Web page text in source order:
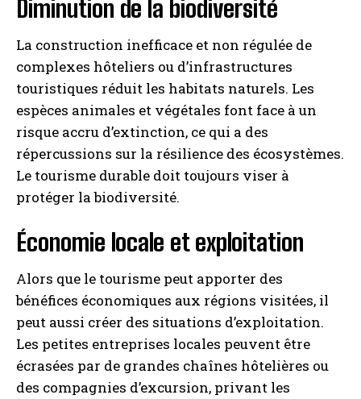
Diminution de la biodiversité
La construction inefficace et non régulée de
complexes hôteliers ou d’infrastructures
touristiques réduit les habitats naturels. Les
espèces animales et végétales font face à un
risque accru d’extinction, ce qui a des
répercussions sur la résilience des écosystèmes.
Le tourisme durable doit toujours viser à
protéger la biodiversité.
Économie locale et exploitation
Alors que le tourisme peut apporter des
bénéfices économiques aux régions visitées, il
peut aussi créer des situations d’exploitation.
Les petites entreprises locales peuvent être
écrasées par de grandes chaînes hôtelières ou
des compagnies d’excursion, privant les